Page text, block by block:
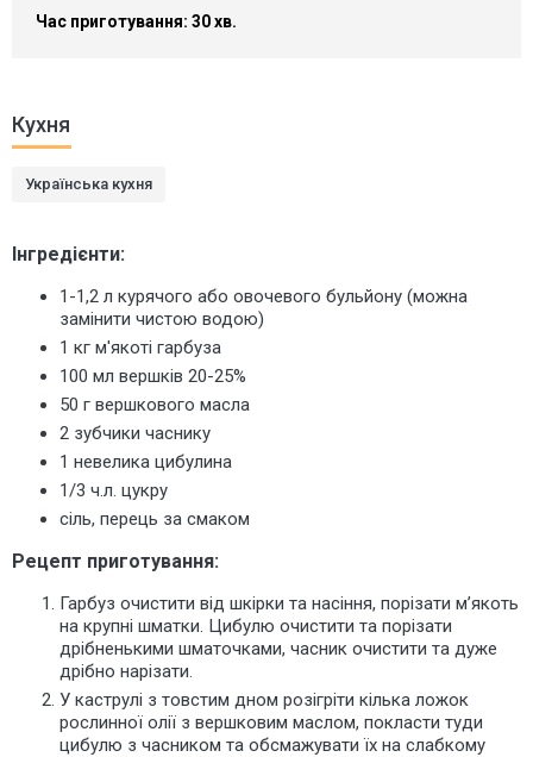
Час приготування: 30 хв.
Кухня
Українська кухня
Інгредієнти:
1-1,2 л курячого або овочевого бульйону (можна
замінити чистою водою)
1 кг м'якоті гарбуза
100 мл вершків 20-25%
50 г вершкового масла
2 зубчики часнику
1 невелика цибулина
1/3 ч.л. цукру
сіль, перець за смаком
Рецепт приготування:
Гарбуз очистити від шкірки та насіння, порізати м’якоть
на крупні шматки. Цибулю очистити та порізати
дрібненькими шматочками, часник очистити та дуже
дрібно нарізати.
У каструлі з товстим дном розігріти кілька ложок
рослинної олії з вершковим маслом, покласти туди
цибулю з часником та обсмажувати їх на слабкому